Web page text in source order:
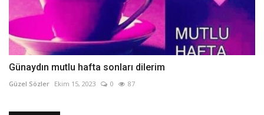
Günaydın mutlu hafta sonları dilerim
Güzel Sözler Ekim 15, 2023 0 87